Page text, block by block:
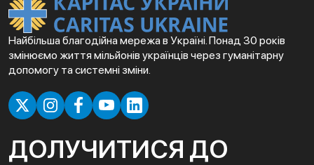
Найбільша благодійна мережа в Україні. Понад 30 років
змінюємо життя мільйонів українців через гуманітарну
допомогу та системні зміни.
ДОЛУЧИТИСЯ ДО